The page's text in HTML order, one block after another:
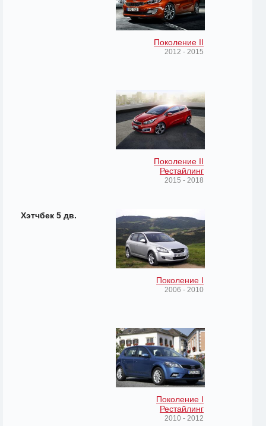
Поколение II
2012 - 2015
Поколение II
Рестайлинг
2015 - 2018
Хэтчбек 5 дв.
Поколение I
2006 - 2010
Поколение I
Рестайлинг
2010 - 2012